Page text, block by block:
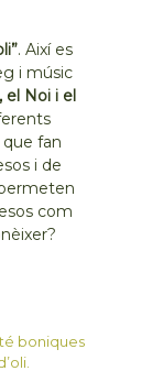
. Així es
i músic
el Noi i el
fan
i de
com
boniques